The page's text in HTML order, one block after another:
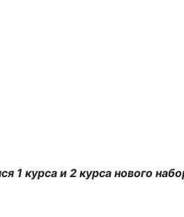
1 курса и 2 курса нового